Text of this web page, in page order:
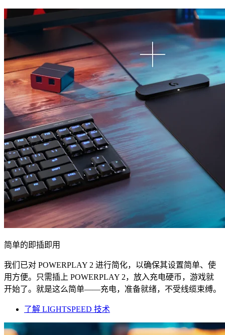
简单的即插即用
我们已对 POWERPLAY 2 进行简化，以确保其设置简单、使
用方便。只需插上 POWERPLAY 2，放入充电硬币，游戏就
开始了。就是这么简单——充电，准备就绪，不受线缆束缚。
了解 LIGHTSPEED 技术